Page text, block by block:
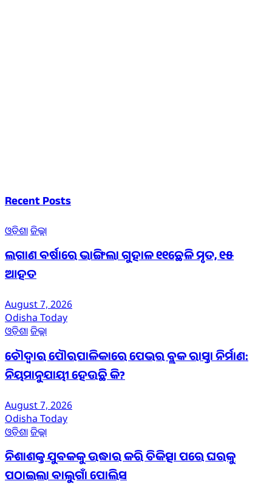
Recent Posts
ଓଡ଼ିଶାଜିଲ୍ଲା
ଲଗାଣ ବର୍ଷାରେ ଭାଙ୍ଗିଲା ଗୁହାଳ ୧୧ଛେଳି ମୃତ, ୧୫
ଆହତ
August 7, 2026
Odisha Today
ଓଡ଼ିଶାଜିଲ୍ଲା
ଚୌଦ୍ୱାର ପୌରପାଳିକାରେ ପେଭର ବ୍ଲକ ରାସ୍ତା ନିର୍ମାଣ:
ନିୟମାନୁଯାୟୀ ହେଉଛି କି?
August 7, 2026
Odisha Today
ଓଡ଼ିଶାଜିଲ୍ଲା
ନିଶାଶକ୍ତ ଯୁବକକୁ ଉଦ୍ଧାର କରି ଚିକିତ୍ସା ପରେ ଘରକୁ
ପଠାଇଲା ବାଲୁଗାଁ ପୋଲିସ